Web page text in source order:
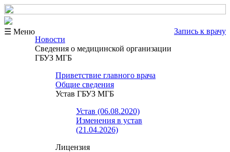
☰ Меню
Запись к врачу
Новости
Сведения о медицинской организации
ГБУЗ МГБ
Приветствие главного врача
Общие сведения
Устав ГБУЗ МГБ
Устав (06.08.2020)
Изменения в устав
(21.04.2026)
Лицензия